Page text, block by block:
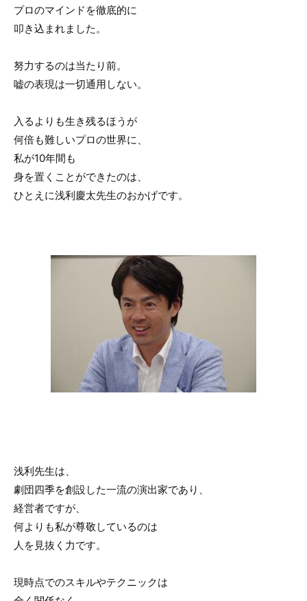
プロのマインドを徹底的に
叩き込まれました。
努力するのは当たり前。
嘘の表現は一切通用しない。
入るよりも生き残るほうが
何倍も難しいプロの世界に、
私が10年間も
身を置くことができたのは、
ひとえに浅利慶太先生のおかげです。
浅利先生は、
劇団四季を創設した一流の演出家であり、
経営者ですが、
何よりも私が尊敬しているのは
人を見抜く力です。
現時点でのスキルやテクニックは